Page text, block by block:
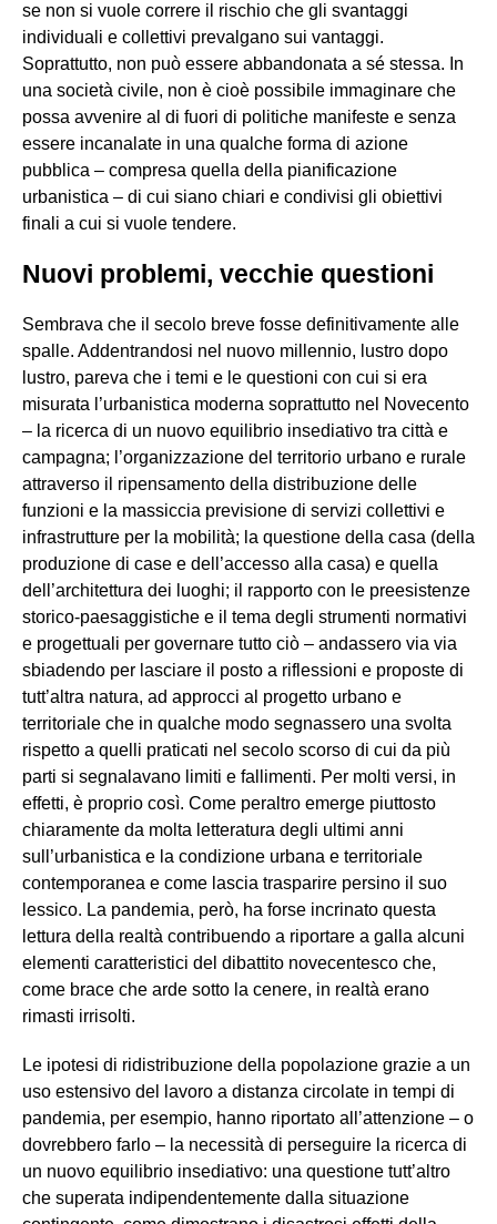
se non si vuole correre il rischio che gli svantaggi
individuali e collettivi prevalgano sui vantaggi.
Soprattutto, non può essere abbandonata a sé stessa. In
una società civile, non è cioè possibile immaginare che
possa avvenire al di fuori di politiche manifeste e senza
essere incanalate in una qualche forma di azione
pubblica – compresa quella della pianificazione
urbanistica – di cui siano chiari e condivisi gli obiettivi
finali a cui si vuole tendere.
Nuovi problemi, vecchie questioni
Sembrava che il secolo breve fosse definitivamente alle
spalle. Addentrandosi nel nuovo millennio, lustro dopo
lustro, pareva che i temi e le questioni con cui si era
misurata l’urbanistica moderna soprattutto nel Novecento
– la ricerca di un nuovo equilibrio insediativo tra città e
campagna; l’organizzazione del territorio urbano e rurale
attraverso il ripensamento della distribuzione delle
funzioni e la massiccia previsione di servizi collettivi e
infrastrutture per la mobilità; la questione della casa (della
produzione di case e dell’accesso alla casa) e quella
dell’architettura dei luoghi; il rapporto con le preesistenze
storico-paesaggistiche e il tema degli strumenti normativi
e progettuali per governare tutto ciò – andassero via via
sbiadendo per lasciare il posto a riflessioni e proposte di
tutt’altra natura, ad approcci al progetto urbano e
territoriale che in qualche modo segnassero una svolta
rispetto a quelli praticati nel secolo scorso di cui da più
parti si segnalavano limiti e fallimenti. Per molti versi, in
effetti, è proprio così. Come peraltro emerge piuttosto
chiaramente da molta letteratura degli ultimi anni
sull’urbanistica e la condizione urbana e territoriale
contemporanea e come lascia trasparire persino il suo
lessico. La pandemia, però, ha forse incrinato questa
lettura della realtà contribuendo a riportare a galla alcuni
elementi caratteristici del dibattito novecentesco che,
come brace che arde sotto la cenere, in realtà erano
rimasti irrisolti.
Le ipotesi di ridistribuzione della popolazione grazie a un
uso estensivo del lavoro a distanza circolate in tempi di
pandemia, per esempio, hanno riportato all’attenzione – o
dovrebbero farlo – la necessità di perseguire la ricerca di
un nuovo equilibrio insediativo: una questione tutt’altro
che superata indipendentemente dalla situazione